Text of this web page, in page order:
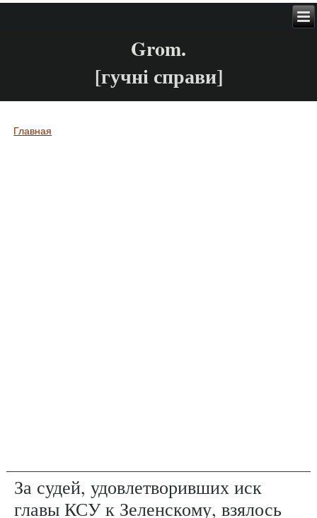
Grom.
[гучні справи]
Вы здесь
Главная
За судей, удовлетворивших иск
главы КСУ к Зеленскому, взялось